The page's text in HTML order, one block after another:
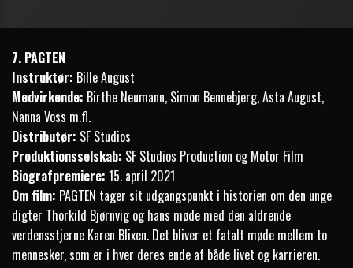
7. PAGTEN
Instruktør: Bille August
Medvirkende: Birthe Neumann, Simon Bennebjerg, Asta August,
Nanna Voss m.fl.
Distributør: SF Studios
Produktionsselskab: SF Studios Production og Motor Film
Biografpremiere: 15. april 2021
Om film: PAGTEN tager sit udgangspunkt i historien om den unge
digter Thorkild Bjørnvig og hans møde med den aldrende
verdensstjerne Karen Blixen. Det bliver et fatalt møde mellem to
mennesker, som er i hver deres ende af både livet og karrieren.